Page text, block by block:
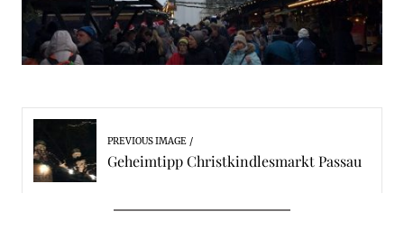
PREVIOUS IMAGE
Geheimtipp Christkindlesmarkt Passau